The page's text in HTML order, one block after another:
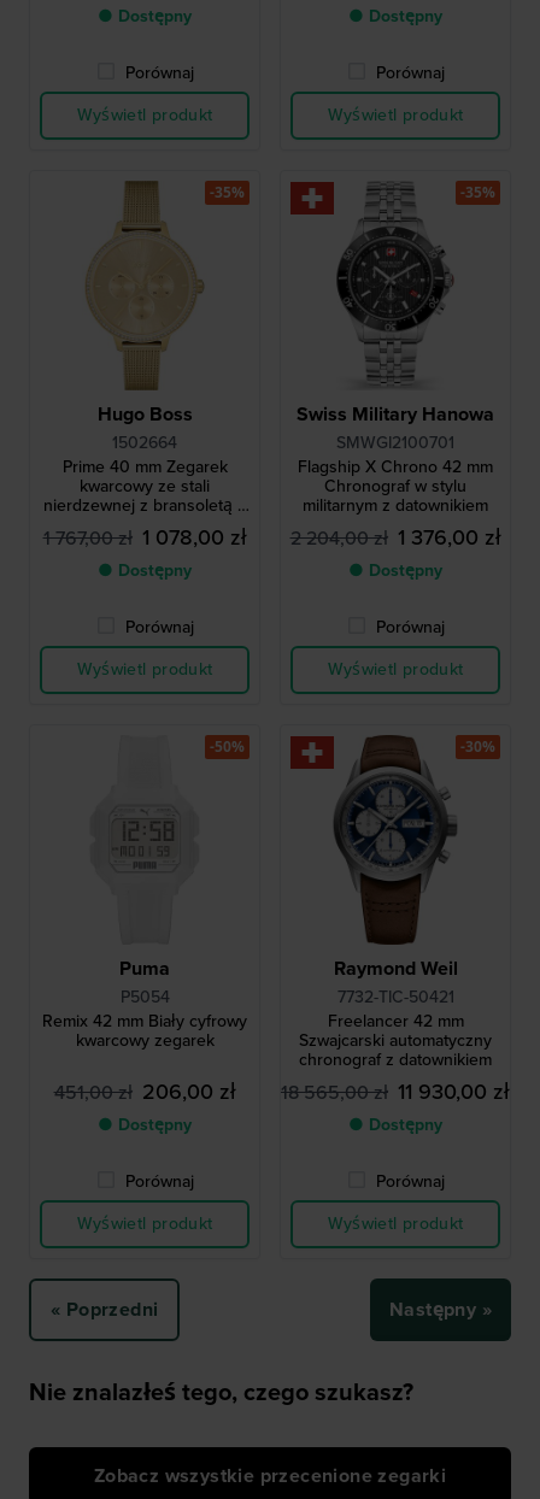
● Dostępny
Porównaj
Wyświetl produkt
● Dostępny
Porównaj
Wyświetl produkt
Hugo Boss
1502664
Prime 40 mm Zegarek
kwarcowy ze stali
nierdzewnej z bransoletą z
siatki
1 767,00 zł 1 078,00 zł
● Dostępny
Porównaj
Wyświetl produkt
-35%
Swiss Military Hanowa
SMWGI2100701
Flagship X Chrono 42 mm
Chronograf w stylu
militarnym z datownikiem
2 204,00 zł 1 376,00 zł
● Dostępny
Porównaj
Wyświetl produkt
-35%
Puma
P5054
Remix 42 mm Biały cyfrowy
kwarcowy zegarek
451,00 zł 206,00 zł
● Dostępny
Porównaj
Wyświetl produkt
-50%
Raymond Weil
7732-TIC-50421
Freelancer 42 mm
Szwajcarski automatyczny
chronograf z datownikiem
18 565,00 zł 11 930,00 zł
● Dostępny
Porównaj
Wyświetl produkt
-30%
« Poprzedni Następny »
Nie znalazłeś tego, czego szukasz?
Zobacz wszystkie przecenione zegarki